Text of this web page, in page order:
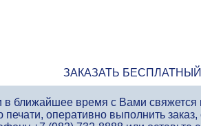
ЗАКАЗАТЬ
в ближайшее время с Вами
печати, оперативно выполнить